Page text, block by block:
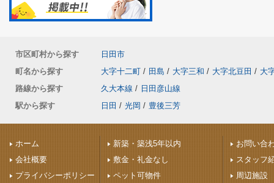
市区町村から探す
日田市
町名から探す
大字十二町 / 田島 / 大字三和 / 大字北豆田 / 大
路線から探す
久大本線 / 日田彦山線
駅から探す
日田 / 光岡 / 豊後三芳
ホーム
会社概要
プライバシーポリシー
新築・築浅5年以内
敷金・礼金なし
ペット可物件
お問い合
スタッフ
周辺施設